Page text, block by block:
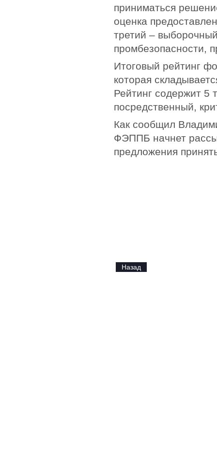
приниматься
оценка
третий –
промбезопасности,
Итоговый рейтинг
которая
Рейтинг содержит 5
посредственный,
Как сообщил
ФЭППБ начнет
предложения
Назад